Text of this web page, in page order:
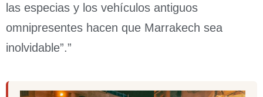
las especias y los vehículos antiguos
omnipresentes hacen que Marrakech sea
inolvidable”.”